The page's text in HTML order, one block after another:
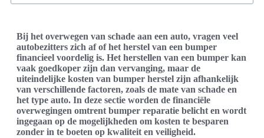
Bij het overwegen van schade aan een auto, vragen veel
autobezitters zich af of het herstel van een bumper
financieel voordelig is. Het herstellen van een bumper kan
vaak goedkoper zijn dan vervanging, maar de
uiteindelijke kosten van bumper herstel zijn afhankelijk
van verschillende factoren, zoals de mate van schade en
het type auto. In deze sectie worden de financiële
overwegingen omtrent bumper reparatie belicht en wordt
ingegaan op de mogelijkheden om kosten te besparen
zonder in te boeten op kwaliteit en veiligheid.